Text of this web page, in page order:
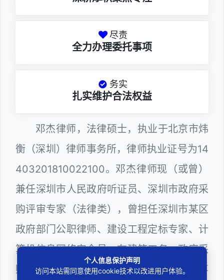
尽责
全力办理委托事项
务实
扎实维护合法权益
邓杰律师，法律硕士，执业于北京市炜
衡（深圳）律师事务所，律师执业证号为14
403201810022100。邓杰律师现（或曾）
兼任深圳市人民政府听证员、深圳市政府采
购评审专家（法律类），曾担任深圳市某区
政府部门公职律师、建设工程定标专家、计
算机信息网络安全员，在建筑工务、政府采
购等政府系统工作多年，十分熟悉政府办事
个人信息保护声明
访问本站需同意使用cookie技术以改进用户体验。